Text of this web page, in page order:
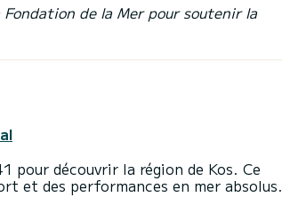
de la Mer pour soutenir la
pour découvrir la région de Kos. Ce
et des performances en mer absolus.